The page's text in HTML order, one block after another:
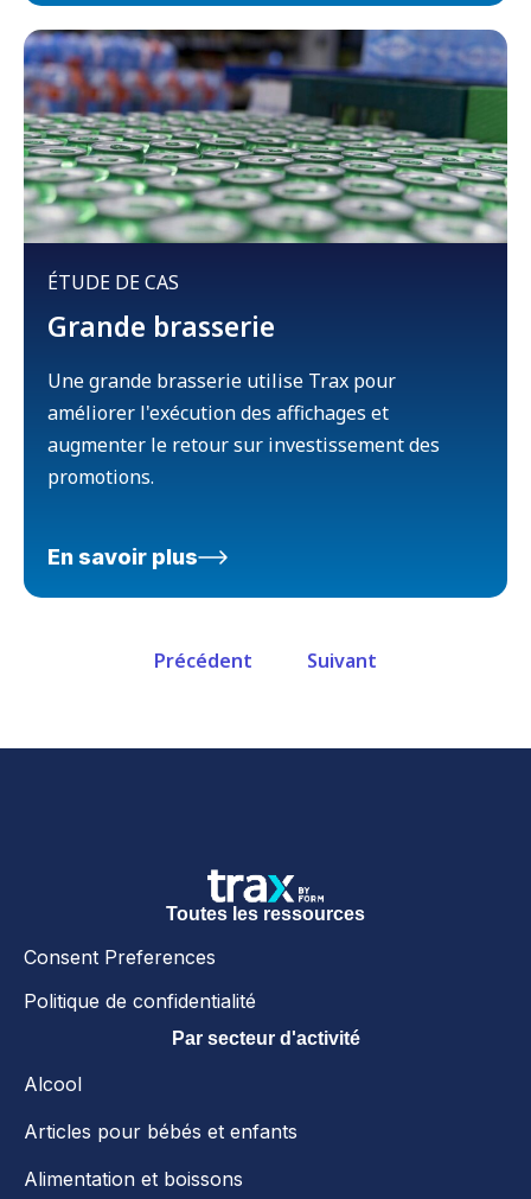
ÉTUDE DE CAS
Grande brasserie
Une grande brasserie utilise Trax pour
améliorer l'exécution des affichages et
augmenter le retour sur investissement des
promotions.
En savoir plus
Précédent Suivant
Toutes les ressources
Consent Preferences
Politique de confidentialité
Par secteur d'activité
Alcool
Articles pour bébés et enfants
Alimentation et boissons